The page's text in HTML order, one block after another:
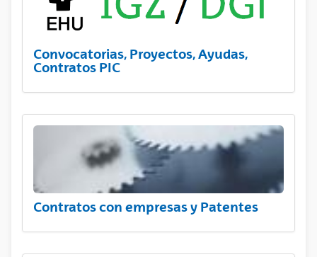
Convocatorias, Proyectos, Ayudas,
Contratos PIC
Contratos con empresas y Patentes